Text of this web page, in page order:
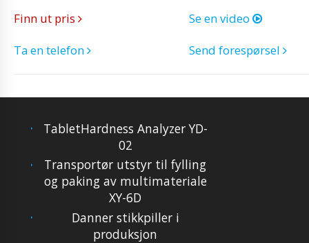
Finn ut pris
Se en video
Ta en telefon
Send forespørsel
TabletHardness Analyzer YD-
02
Transportør utstyr til fylling
og paking av multimateriale
XY-6D
Danner stikkpiller i
produksjon